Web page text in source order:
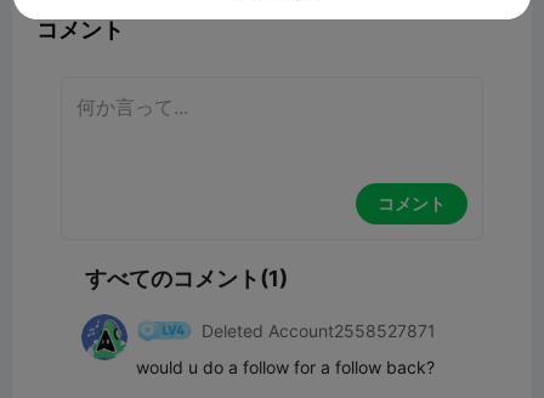
コメント
コメント
すべてのコメント(1)
Deleted Account2558527871
would u do a follow for a follow back?